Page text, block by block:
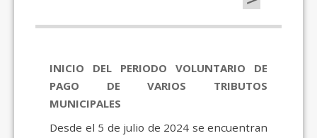
INICIO DEL PERIODO VOLUNTARIO DE
PAGO DE VARIOS TRIBUTOS
MUNICIPALES
Desde el 5 de julio de 2024 se encuentran